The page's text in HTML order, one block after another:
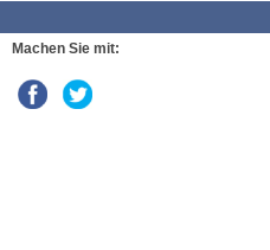
Machen Sie mit: